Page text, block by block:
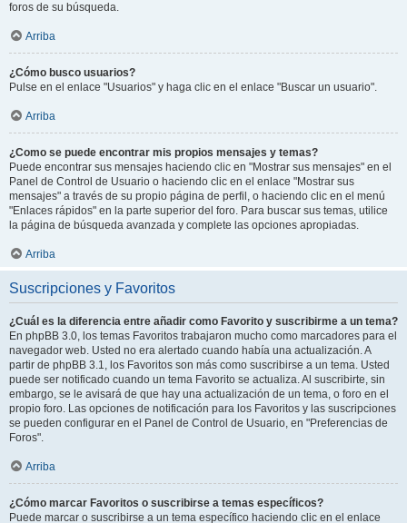
foros de su búsqueda.
Arriba
¿Cómo busco usuarios?
Pulse en el enlace "Usuarios" y haga clic en el enlace "Buscar un usuario".
Arriba
¿Como se puede encontrar mis propios mensajes y temas?
Puede encontrar sus mensajes haciendo clic en "Mostrar sus mensajes" en el
Panel de Control de Usuario o haciendo clic en el enlace "Mostrar sus
mensajes" a través de su propio página de perfil, o haciendo clic en el menú
"Enlaces rápidos" en la parte superior del foro. Para buscar sus temas, utilice
la página de búsqueda avanzada y complete las opciones apropiadas.
Arriba
Suscripciones y Favoritos
¿Cuál es la diferencia entre añadir como Favorito y suscribirme a un tema?
En phpBB 3.0, los temas Favoritos trabajaron mucho como marcadores para el
navegador web. Usted no era alertado cuando había una actualización. A
partir de phpBB 3.1, los Favoritos son más como suscribirse a un tema. Usted
puede ser notificado cuando un tema Favorito se actualiza. Al suscribirte, sin
embargo, se le avisará de que hay una actualización de un tema, o foro en el
propio foro. Las opciones de notificación para los Favoritos y las suscripciones
se pueden configurar en el Panel de Control de Usuario, en "Preferencias de
Foros".
Arriba
¿Cómo marcar Favoritos o suscribirse a temas específicos?
Puede marcar o suscribirse a un tema específico haciendo clic en el enlace